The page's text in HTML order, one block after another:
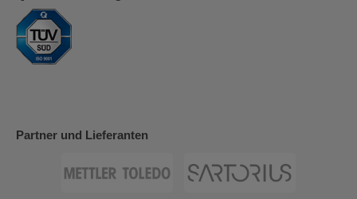
Partner und Lieferanten